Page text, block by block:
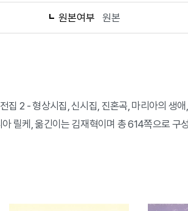
원본여부 원본
집 2 - 형상시집, 신시집, 진혼곡, 마리아의 생
릴케, 옮긴이는 김재혁이며 총 614쪽으로 구